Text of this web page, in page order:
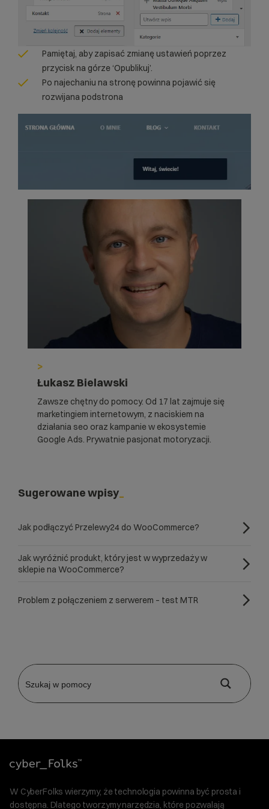
Pamiętaj, aby zapisać zmianę ustawień poprzez
przycisk na górze ‘Opublikuj’.
Po najechaniu na stronę powinna pojawić się
rozwijana podstrona
>
Łukasz Bielawski
Zawsze chętny do pomocy. Od 17 lat zajmuje się
marketingiem internetowym, z naciskiem na
działania seo oraz kampanie w ekosystemie
Google Ads. Prywatnie pasjonat motoryzacji.
Sugerowane wpisy
Jak podłączyć Przelewy24 do WooCommerce?
Jak wyróżnić produkt, który jest w wyprzedaży w
sklepie na WooCommerce?
Problem z połączeniem z serwerem – test MTR
W CyberFolks wierzymy, że technologia powinna być prosta i
dostępna. Dlatego tworzymy narzędzia, które pozwalają